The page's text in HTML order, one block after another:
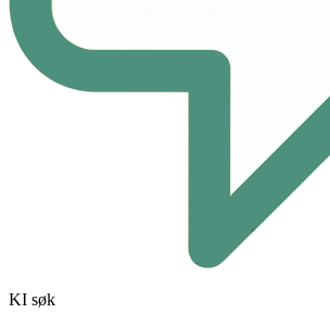
KI søk